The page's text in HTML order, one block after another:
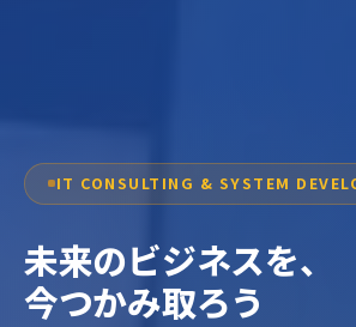
IT CONSULTING & SYSTEM
未来のビジネスを、
今つかみ取ろう